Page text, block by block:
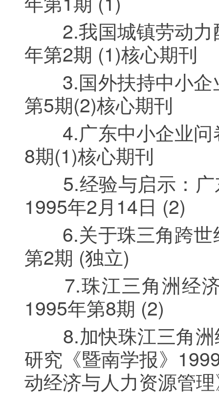
2.我国城镇劳动力
年第2期 (1)核心期刊
3.国外扶持中小企
第5期(2)核心期刊
4.广东中小企业问
8期(1)核心期刊
5.经验与启示：广
1995年2月14日 (2)
6.关于珠三角跨世
第2期 (独立)
7.珠江三角洲经济
1995年第8期 (2)
8.加快珠江三角洲
研究《暨南学报》
动经济与人力资源管